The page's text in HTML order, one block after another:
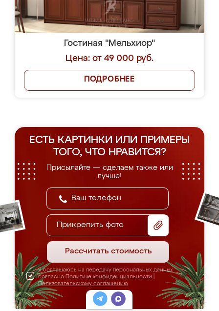
Гостиная "Мельхиор"
Цена: от 49 000 руб.
ПОДРОБНЕЕ
ЕСТЬ КАРТИНКИ ИЛИ ПРИМЕРЫ
ТОГО, ЧТО НРАВИТСЯ?
Присылайте — сделаем также или
лучше!
Прикрепить фото
Рассчитать стоимость
Я соглашаюсь на передачу персональных данных
согласно Политике конфиденциальности
Пользовательскому соглашению